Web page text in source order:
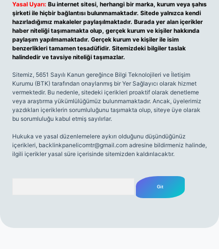
Yasal Uyarı: Bu internet sitesi, herhangi bir marka, kurum veya şahıs
şirketi ile hiçbir bağlantısı bulunmamaktadır. Sitede yalnızca kendi
hazırladığımız makaleler paylaşılmaktadır. Burada yer alan içerikler
haber niteliği taşımamakta olup, gerçek kurum ve kişiler hakkında
paylaşım yapılmamaktadır. Gerçek kurum ve kişiler ile isim
benzerlikleri tamamen tesadüfidir. Sitemizdeki bilgiler taslak
halindedir ve tavsiye niteliği taşımazlar.
Sitemiz, 5651 Sayılı Kanun gereğince Bilgi Teknolojileri ve İletişim
Kurumu (BTK) tarafından onaylanmış bir Yer Sağlayıcı olarak hizmet
vermektedir. Bu nedenle, sitedeki içerikleri proaktif olarak denetleme
veya araştırma yükümlülüğümüz bulunmamaktadır. Ancak, üyelerimiz
yazdıkları içeriklerin sorumluluğunu taşımakta olup, siteye üye olarak
bu sorumluluğu kabul etmiş sayılırlar.
Hukuka ve yasal düzenlemelere aykırı olduğunu düşündüğünüz
içerikleri, backlinkpanelicomtr@gmail.com adresine bildirmeniz halinde,
ilgili içerikler yasal süre içerisinde sitemizden kaldırılacaktır.